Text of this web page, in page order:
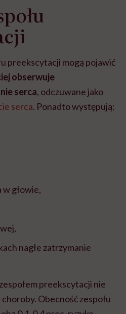
preekscytacji mogą pojawić
obserwuje
serca, odczuwane jako
serca. Ponadto występują:
głowie,
nagłe zatrzymanie
preekscytacji nie
Obecność zespołu